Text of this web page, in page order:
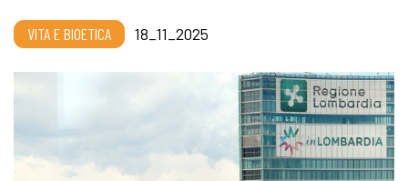
VITA E BIOETICA 18_11_2025